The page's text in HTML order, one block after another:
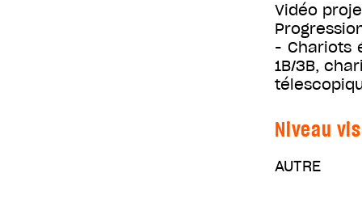
Vidéo
- Chariots
1B/3B,
Niveau
AUTRE